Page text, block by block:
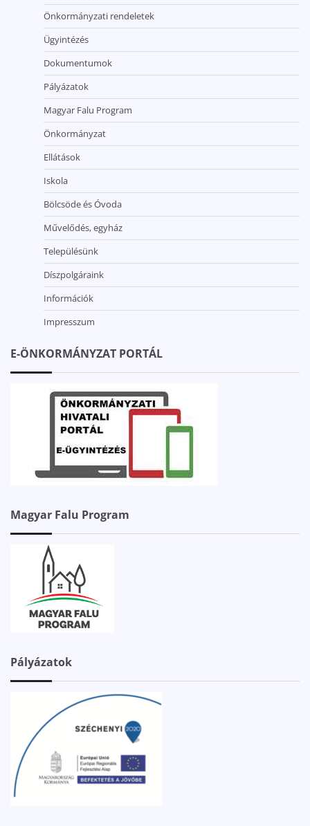
Önkormányzati rendeletek
Ügyintézés
Dokumentumok
Pályázatok
Magyar Falu Program
Önkormányzat
Ellátások
Iskola
Bölcsöde és Óvoda
Művelődés, egyház
Településünk
Díszpolgáraink
Információk
Impresszum
E-ÖNKORMÁNYZAT PORTÁL
Magyar Falu Program
Pályázatok